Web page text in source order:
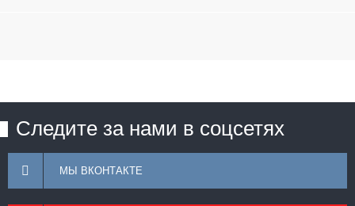
Следите за нами в соцсетях
МЫ ВКОНТАКТЕ